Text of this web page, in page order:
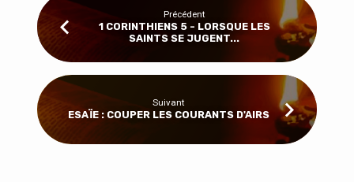
Précédent
1 CORINTHIENS 5 - LORSQUE LES
SAINTS SE JUGENT...
Suivant
ESAÏE : COUPER LES COURANTS D'AIRS